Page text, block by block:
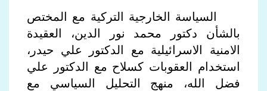
السياسة الخارجية التركية مع المختص
بالشأن دكتور محمد نور الدين، العقيدة
الامنية الاسرائيلية مع الدكتور علي حيدر،
استخدام العقوبات كسلاح مع الدكتور علي
فضل الله، منهج التحليل السياسي مع